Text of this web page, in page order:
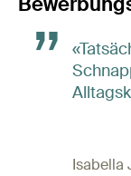
Isabella